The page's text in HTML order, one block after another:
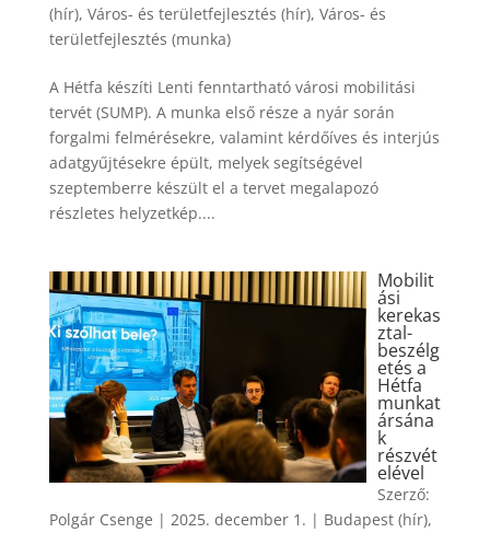
(hír), Város- és területfejlesztés (hír), Város- és
területfejlesztés (munka)
A Hétfa készíti Lenti fenntartható városi mobilitási
tervét (SUMP). A munka első része a nyár során
forgalmi felmérésekre, valamint kérdőíves és interjús
adatgyűjtésekre épült, melyek segítségével
szeptemberre készült el a tervet megalapozó
részletes helyzetkép....
Mobilit
ási
kerekas
ztal-
beszélg
etés a
Hétfa
munkat
ársána
k
részvét
elével
Szerző:
Polgár Csenge | 2025. december 1. | Budapest (hír),